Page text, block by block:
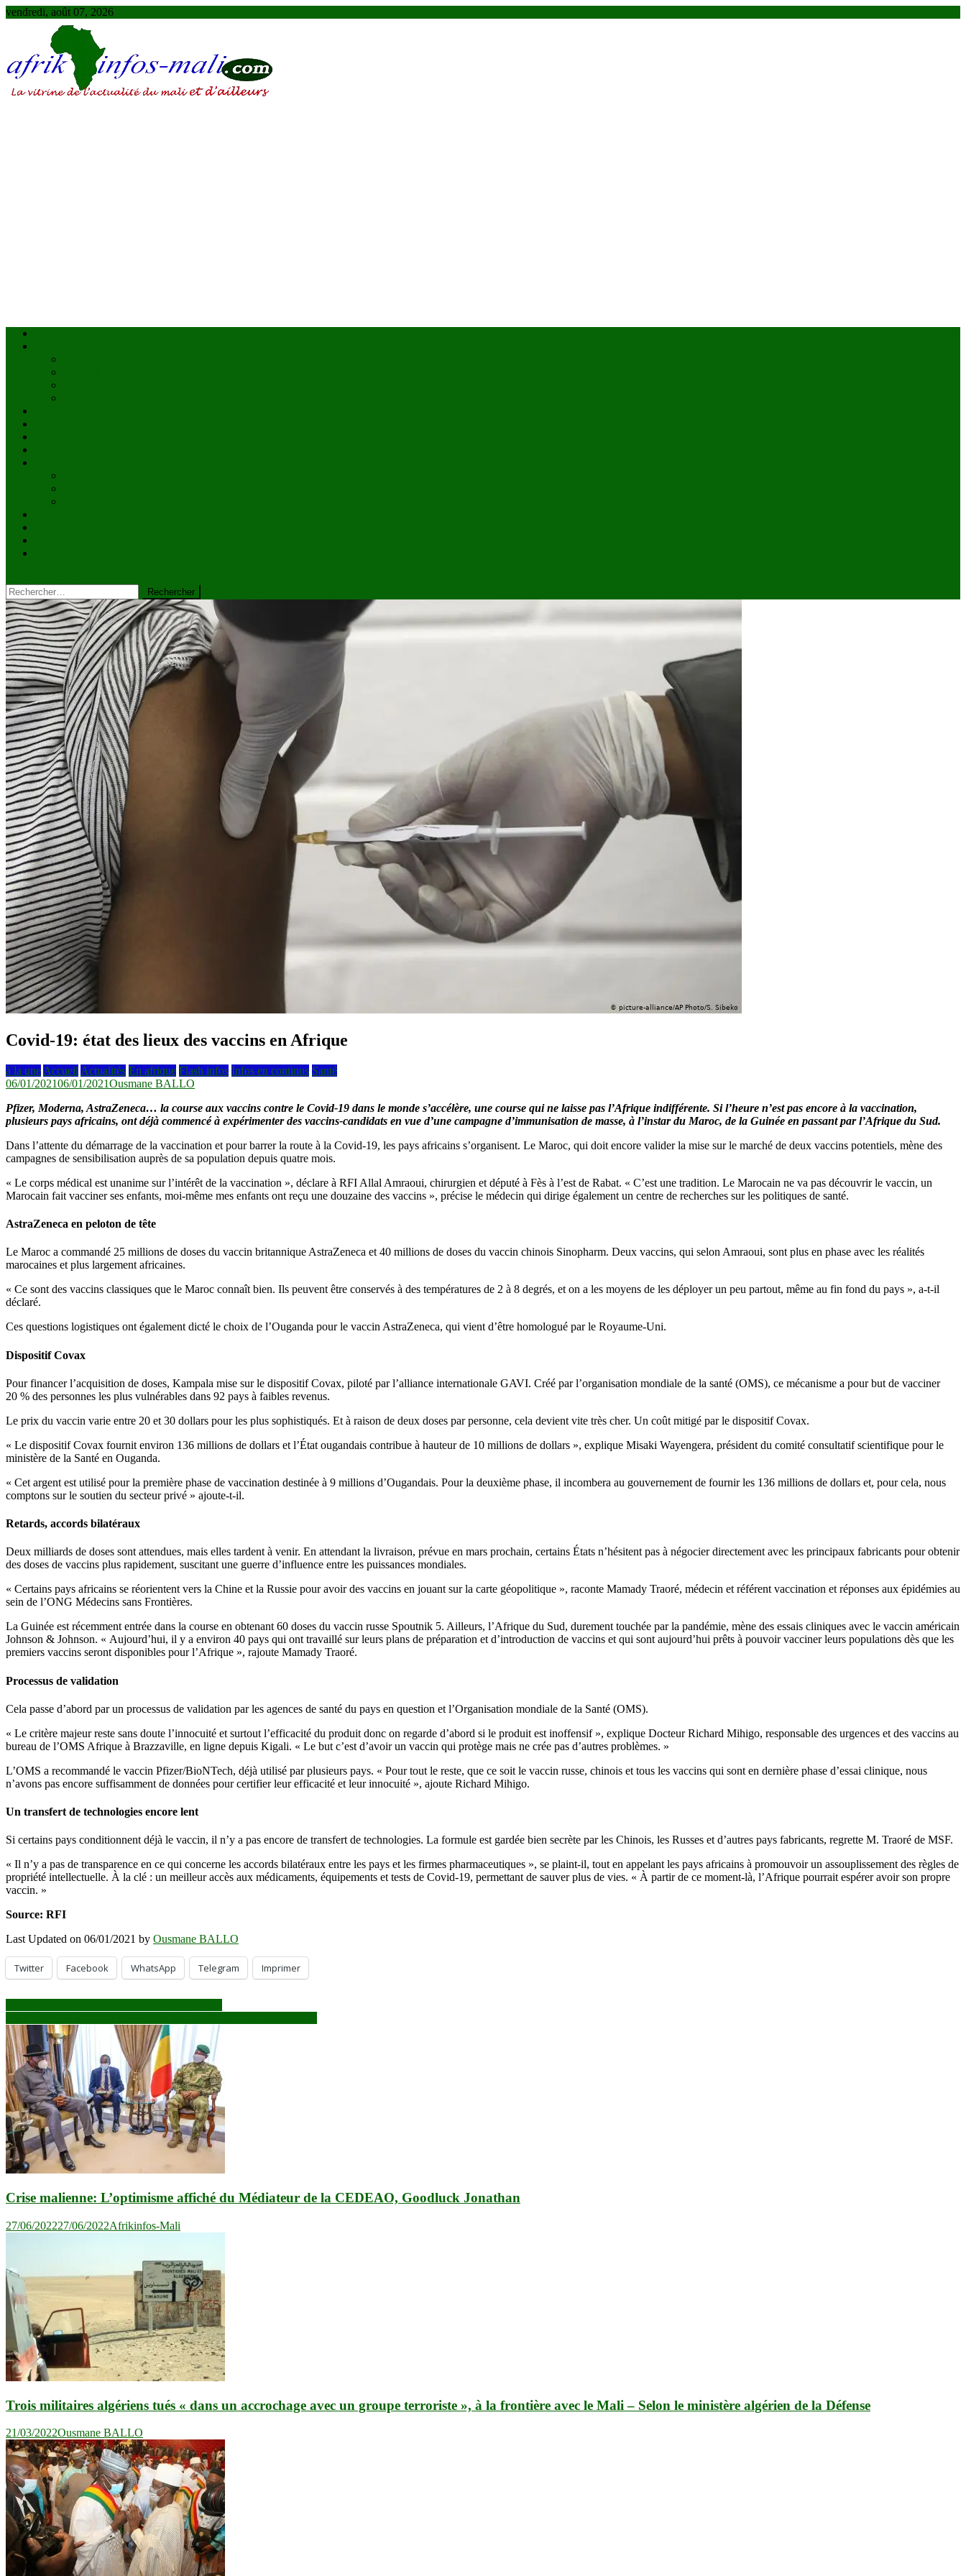
Skip
vendredi, août 07, 2026
Rechercher :
Covid-19: état des lieux des vaccins en Afrique
à la une Accueil Actualités En afrique Flash infos Infos en continus Santé
06/01/202106/01/2021Ousmane BALLO
Pfizer, Moderna, AstraZeneca… la course aux vaccins contre le Covid-19 dans le monde s’accélère, une course qui ne laisse pas l’Afrique indifférente. Si l’heure n’est pas encore à la vaccination,
plusieurs pays africains, ont déjà commencé à expérimenter des vaccins-candidats en vue d’une campagne d’immunisation de masse, à l’instar du Maroc, de la Guinée en passant par l’Afrique du Sud.
Dans l’attente du démarrage de la vaccination et pour barrer la route à la Covid-19, les pays africains s’organisent. Le Maroc, qui doit encore valider la mise sur le marché de deux vaccins potentiels, mène des
campagnes de sensibilisation auprès de sa population depuis quatre mois.
« Le corps médical est unanime sur l’intérêt de la vaccination », déclare à RFI Allal Amraoui, chirurgien et député à Fès à l’est de Rabat. « C’est une tradition. Le Marocain ne va pas découvrir le vaccin, un
Marocain fait vacciner ses enfants, moi-même mes enfants ont reçu une douzaine des vaccins », précise le médecin qui dirige également un centre de recherches sur les politiques de santé.
AstraZeneca en peloton de tête
Le Maroc a commandé 25 millions de doses du vaccin britannique AstraZeneca et 40 millions de doses du vaccin chinois Sinopharm. Deux vaccins, qui selon Amraoui, sont plus en phase avec les réalités
marocaines et plus largement africaines.
« Ce sont des vaccins classiques que le Maroc connaît bien. Ils peuvent être conservés à des températures de 2 à 8 degrés, et on a les moyens de les déployer un peu partout, même au fin fond du pays », a-t-il
déclaré.
Ces questions logistiques ont également dicté le choix de l’Ouganda pour le vaccin AstraZeneca, qui vient d’être homologué par le Royaume-Uni.
Dispositif Covax
Pour financer l’acquisition de doses, Kampala mise sur le dispositif Covax, piloté par l’alliance internationale GAVI. Créé par l’organisation mondiale de la santé (OMS), ce mécanisme a pour but de vacciner
20 % des personnes les plus vulnérables dans 92 pays à faibles revenus.
Le prix du vaccin varie entre 20 et 30 dollars pour les plus sophistiqués. Et à raison de deux doses par personne, cela devient vite très cher. Un coût mitigé par le dispositif Covax.
« Le dispositif Covax fournit environ 136 millions de dollars et l’État ougandais contribue à hauteur de 10 millions de dollars », explique Misaki Wayengera, président du comité consultatif scientifique pour le
ministère de la Santé en Ouganda.
« Cet argent est utilisé pour la première phase de vaccination destinée à 9 millions d’Ougandais. Pour la deuxième phase, il incombera au gouvernement de fournir les 136 millions de dollars et, pour cela, nous
comptons sur le soutien du secteur privé » ajoute-t-il.
Retards, accords bilatéraux
Deux milliards de doses sont attendues, mais elles tardent à venir. En attendant la livraison, prévue en mars prochain, certains États n’hésitent pas à négocier directement avec les principaux fabricants pour obtenir
des doses de vaccins plus rapidement, suscitant une guerre d’influence entre les puissances mondiales.
« Certains pays africains se réorientent vers la Chine et la Russie pour avoir des vaccins en jouant sur la carte géopolitique », raconte Mamady Traoré, médecin et référent vaccination et réponses aux épidémies au
sein de l’ONG Médecins sans Frontières.
La Guinée est récemment entrée dans la course en obtenant 60 doses du vaccin russe Spoutnik 5. Ailleurs, l’Afrique du Sud, durement touchée par la pandémie, mène des essais cliniques avec le vaccin américain
Johnson & Johnson. « Aujourd’hui, il y a environ 40 pays qui ont travaillé sur leurs plans de préparation et d’introduction de vaccins et qui sont aujourd’hui prêts à pouvoir vacciner leurs populations dès que les
premiers vaccins seront disponibles pour l’Afrique », rajoute Mamady Traoré.
Processus de validation
Cela passe d’abord par un processus de validation par les agences de santé du pays en question et l’Organisation mondiale de la Santé (OMS).
« Le critère majeur reste sans doute l’innocuité et surtout l’efficacité du produit donc on regarde d’abord si le produit est inoffensif », explique Docteur Richard Mihigo, responsable des urgences et des vaccins au
bureau de l’OMS Afrique à Brazzaville, en ligne depuis Kigali. « Le but c’est d’avoir un vaccin qui protège mais ne crée pas d’autres problèmes. »
L’OMS a recommandé le vaccin Pfizer/BioNTech, déjà utilisé par plusieurs pays. « Pour tout le reste, que ce soit le vaccin russe, chinois et tous les vaccins qui sont en dernière phase d’essai clinique, nous
n’avons pas encore suffisamment de données pour certifier leur efficacité et leur innocuité », ajoute Richard Mihigo.
Un transfert de technologies encore lent
Si certains pays conditionnent déjà le vaccin, il n’y a pas encore de transfert de technologies. La formule est gardée bien secrète par les Chinois, les Russes et d’autres pays fabricants, regrette M. Traoré de MSF.
« Il n’y a pas de transparence en ce qui concerne les accords bilatéraux entre les pays et les firmes pharmaceutiques », se plaint-il, tout en appelant les pays africains à promouvoir un assouplissement des règles de
propriété intellectuelle. À la clé : un meilleur accès aux médicaments, équipements et tests de Covid-19, permettant de sauver plus de vies. « À partir de ce moment-là, l’Afrique pourrait espérer avoir son propre
vaccin. »
Source: RFI
Last Updated on 06/01/2021 by Ousmane BALLO
Twitter Facebook WhatsApp Telegram Imprimer
Navigation
de
l’article
Crise malienne: L’optimisme affiché du Médiateur de la CEDEAO, Goodluck Jonathan
27/06/202227/06/2022Afrikinfos-Mali
Trois militaires algériens tués « dans un accrochage avec un groupe terroriste », à la frontière avec le Mali – Selon le ministère algérien de la Défense
21/03/2022Ousmane BALLO